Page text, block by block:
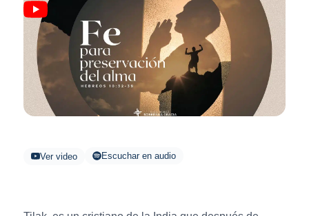
Ver video Escuchar en audio